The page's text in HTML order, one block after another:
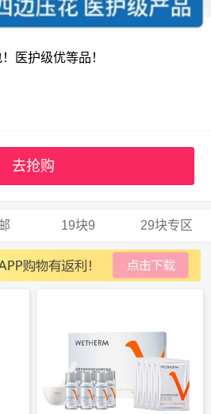
医护级优等品！
去抢购
19块9 29块专区